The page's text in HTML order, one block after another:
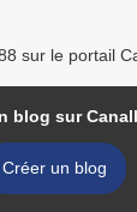
sur le portail
blog sur
Créer un blog